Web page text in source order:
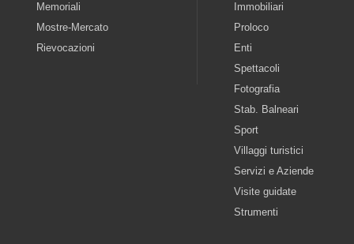
Memoriali
Mostre-Mercato
Rievocazioni
Immobiliari
Proloco
Enti
Spettacoli
Fotografia
Stab. Balneari
Sport
Villaggi turistici
Servizi e Aziende
Visite guidate
Strumenti